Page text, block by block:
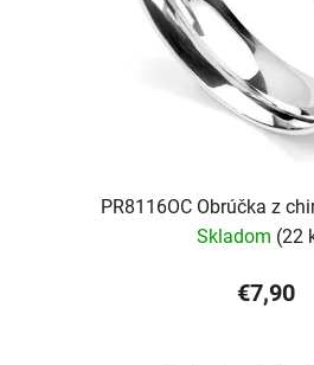
PR8116OC Obrúčka z
Skladom (22
€7,90